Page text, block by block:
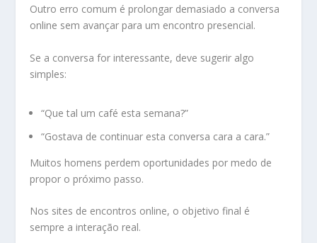
Outro erro comum é prolongar demasiado a conversa
online sem avançar para um encontro presencial.
Se a conversa for interessante, deve sugerir algo
simples:
“Que tal um café esta semana?”
“Gostava de continuar esta conversa cara a cara.”
Muitos homens perdem oportunidades por medo de
propor o próximo passo.
Nos sites de encontros online, o objetivo final é
sempre a interação real.